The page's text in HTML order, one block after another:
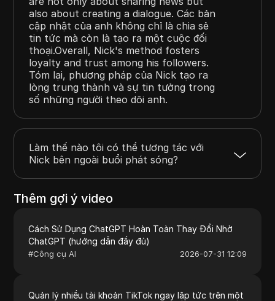
also about creating a dialogue. Các bản
cập nhật của anh không chỉ là chia sẻ
tin tức mà còn là tạo ra một cuộc đối
thoại.Overall, Nick's method fosters
loyalty and trust among his followers.
Tóm lại, phương pháp của Nick tạo ra
lòng trung thành và sự tin tưởng trong
số những người theo dõi anh.
Làm thế nào tôi có thể tương tác với
Nick bên ngoài buổi phát sóng?
Thêm gợi ý video
Cách Sử Dụng ChatGPT Hoàn Toàn Thay Đổi Nhờ
ChatGPT (hướng dẫn đầy đủ)
#Công cụ AI 2026-07-31 12:09
Quản lý nhiều tài khoản TikTok ngay lập tức trên một